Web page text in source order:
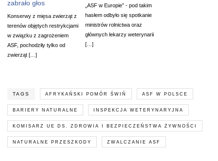
zabrało głos
Konserwy z mięsa zwierząt z
terenów objętych restrykcjami
w związku z zagrożeniem
ASF, pochodziły tylko od
zwierząt […]
„ASF w Europie” - pod takim
hasłem odbyło się spotkanie
ministrów rolnictwa oraz
głównych lekarzy weterynarii
[…]
TAGS AFRYKAŃSKI POMÓR ŚWIŃ ASF W POLSCE
BARIERY NATURALNE INSPEKCJA WETERYNARYJNA
KOMISARZ UE DS. ZDROWIA I BEZPIECZEŃSTWA ŻYWNOŚCI
NATURALNE PRZESZKODY ZWALCZANIE ASF